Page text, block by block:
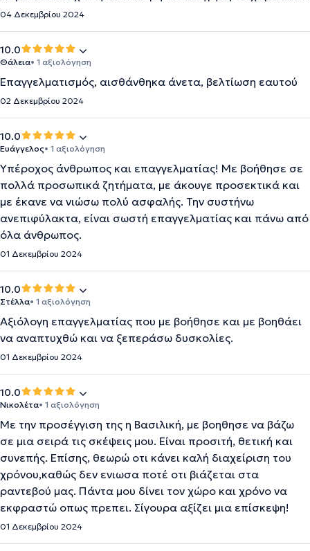
04 Δεκεμβρίου 2024
10.0
Θάλεια• 1 αξιολόγηση
Επαγγελματισμός, αισθάνθηκα άνετα, βελτίωση εαυτού
02 Δεκεμβρίου 2024
10.0
Ευάγγελος• 1 αξιολόγηση
Υπέροχος άνθρωπος και επαγγελματίας! Με βοήθησε σε
πολλά προσωπικά ζητήματα, με άκουγε προσεκτικά και
με έκανε να νιώσω πολύ ασφαλής. Την συστήνω
ανεπιφύλακτα, είναι σωστή επαγγελματίας και πάνω από
όλα άνθρωπος.
01 Δεκεμβρίου 2024
10.0
Στέλλα• 1 αξιολόγηση
Αξιόλογη επαγγελματίας που με βοήθησε και με βοηθάει
να αναπτυχθώ και να ξεπεράσω δυσκολίες.
01 Δεκεμβρίου 2024
10.0
Νικολέτα• 1 αξιολόγηση
Με την προσέγγιση της η Βασιλική, με βοηθησε να βάζω
σε μια σειρά τις σκέψεις μου. Είναι προσιτή, θετική και
συνεπής. Επίσης, θεωρώ οτι κάνει καλή διαχείριση του
χρόνου,καθώς δεν ενιωσα ποτέ οτι βιάζεται στα
ραντεβού μας. Πάντα μου δίνει τον χώρο και χρόνο να
εκφραστώ οπως πρεπει. Σίγουρα αξίζει μια επίσκεψη!
01 Δεκεμβρίου 2024